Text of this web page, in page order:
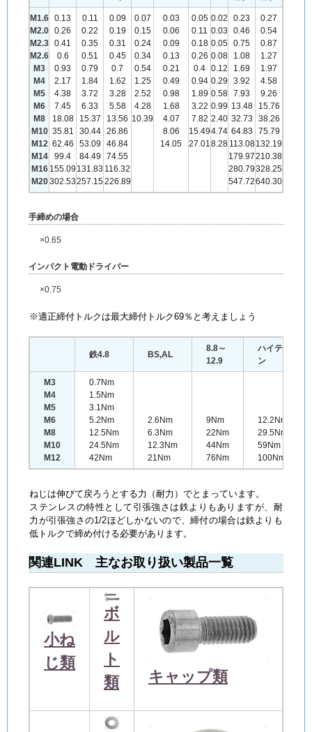
M1.6
M2.0
M2.3
M2.6
M3
M4
M5
M6
M8
M10
M12
M14
M16
M20
0.13
0.26
0.41
0.6
0.93
2.17
4.38
7.45
18.08
35.81
62.46
99.4
155.09
302.53
0.11
0.22
0.35
0.51
0.79
1.84
3.72
6.33
15.37
30.44
53.09
84.49
131.83
257.15
0.09
0.19
0.31
0.45
0.7
1.62
3.28
5.58
13.56
26.86
46.84
74.55
116.32
226.89
0.07
0.15
0.24
0.34
0.54
1.25
2.52
4.28
10.39
0.03
0.06
0.09
0.13
0.21
0.49
0.98
1.68
4.07
8.06
14.05
0.05
0.11
0.18
0.26
0.4
0.94
1.89
3.22
7.82
15.49
27.01
0.02
0.03
0.05
0.08
0.12
0.29
0.58
0.99
2.40
4.74
8.28
0.23
0.46
0.75
1.08
1.69
3.92
7.93
13.48
32.73
64.83
113.08
179.97
280.79
547.72
0.27
0.54
0.87
1.27
1.97
4.58
9.26
15.76
38.26
75.79
132.19
210.38
328.25
640.30
手締めの場合
×0.65
インパクト電動ドライバー
×0.75
※適正締付トルクは最大締付トルク69％と考えましょう
鉄4.8 BS,AL
8.8～
12.9
ハイテ
ン
M3
M4
M5
M6
M8
M10
M12
0.7Nm
1.5Nm
3.1Nm
5.2Nm
12.5Nm
24.5Nm
42Nm
2.6Nm
6.3Nm
12.3Nm
21Nm
9Nm
22Nm
44Nm
76Nm
12.2Nm
29.5Nm
59Nm
100Nm
ねじは伸びて戻ろうとする力（耐力）でとまっています。
ステンレスの特性として引張強さは鉄よりもありますが、耐
力が引張強さの1/2ほどしかないので、締付の場合は鉄よりも
低トルクで締め付ける必要があります。
関連LINK 主なお取り扱い製品一覧
小ね
じ類
ボ
ル
ト
類
キャップ類